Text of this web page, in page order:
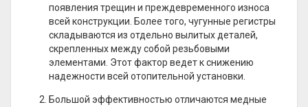
появления трещин и преждевременного износа
всей конструкции. Более того, чугунные регистры
складываются из отдельно вылитых деталей,
скрепленных между собой резьбовыми
элементами. Этот фактор ведет к снижению
надежности всей отопительной установки.
Большой эффективностью отличаются медные